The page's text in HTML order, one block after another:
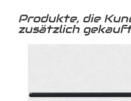
Produkte, die
zusätzlich